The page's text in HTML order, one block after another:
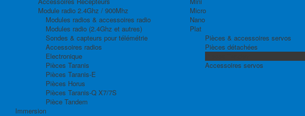
Module radio 2.4Ghz / 900Mhz
Modules radios & accessoires radio
Modules radio (2.4Ghz et autres)
Sondes & capteurs pour télémétrie
Accessoires radios
Electronique
Pièces Taranis
Pièces Taranis-E
Pièces Horus
Pièces Taranis-Q X7/7S
Pièce Tandem
Micro
Nano
Plat
Pièces & accessoires servos
Pièces détachées
Accessoires servos
Immersion